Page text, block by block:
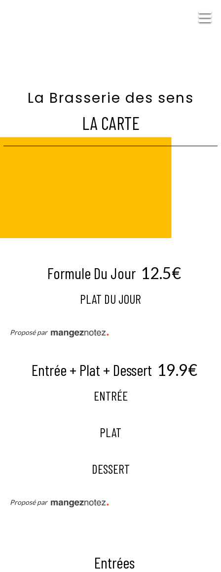
La Brasserie des sens
LA CARTE
Formule Du Jour 12.5€
PLAT DU JOUR
Proposé par
Entrée + Plat + Dessert 19.9€
ENTRÉE
PLAT
DESSERT
Proposé par
Entrées